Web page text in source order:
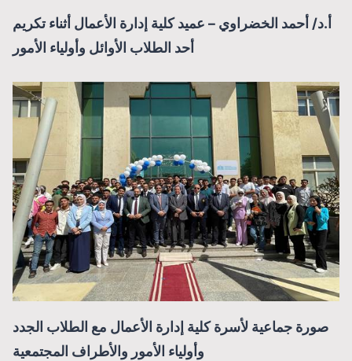
أ.د/ أحمد الخضراوي – عميد كلية إدارة الأعمال أثناء تكريم
أحد الطلاب الأوائل وأولياء الأمور
صورة جماعية لأسرة كلية إدارة الأعمال مع الطلاب الجدد
وأولياء الأمور والأطراف المجتمعية